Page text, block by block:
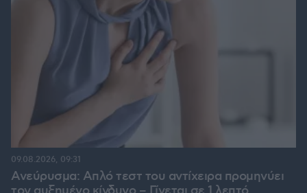
Ανεύρυσμα: Απλό τεστ του αντίχειρα προμηνύει
09.08.2026, 09:31